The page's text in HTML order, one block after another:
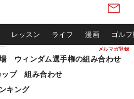
メルマガ登録
レッスン ライフ 漫画 ゴル
ウィンダム選手権の組み合わせ
ップ 組み合わせ
キング